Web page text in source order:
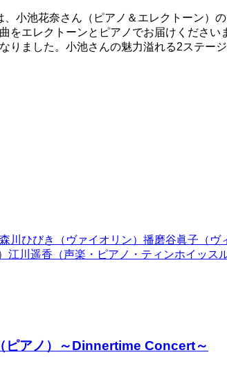
小池花奈さん（ピアノ＆エレクトーン
をエレクトーンとピアノでお届けくださ
りました。小池さんの魅力溢れる2ステー
ひびき（ヴァイオリン）播磨谷眞子（ヴ
江川遥香（声楽・ピアノ・ティンホイッ
ピアノ）～Dinnertime Concert～